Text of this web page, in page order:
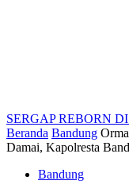
SERGAP REBORN
Beranda Bandung
Damai, Kapolresta
Bandung